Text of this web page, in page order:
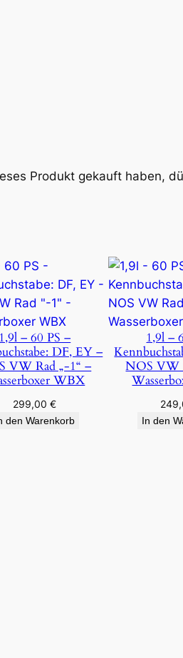
Produkt gekauft haben,
1,9l – 60 PS –
DF, EY –
VW Rad „-1“ –
WBX
299,00€
den Warenkorb
1,9l –
NOS VW
In den